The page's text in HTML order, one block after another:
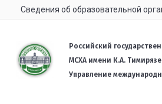
Сведения об образовательной
Российский
МСХА имени К.А.
Управление